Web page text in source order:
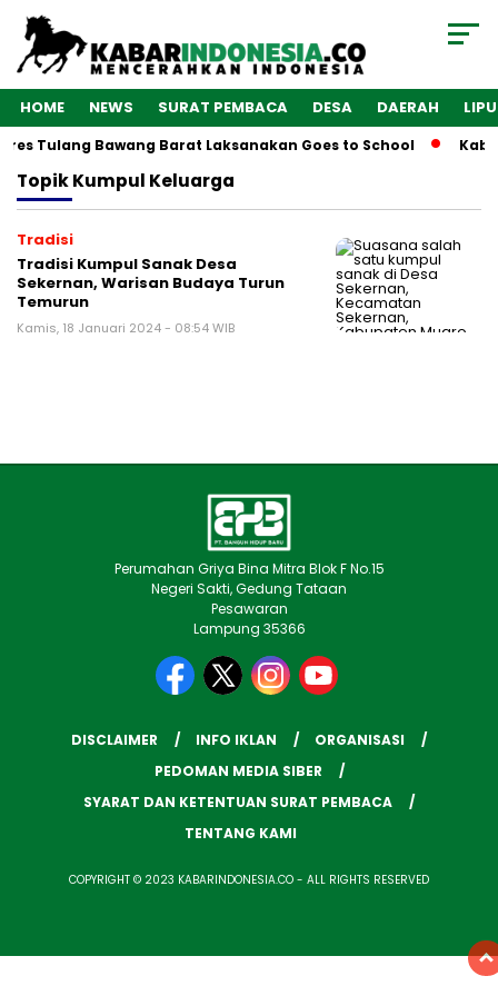
HOME NEWS SURAT PEMBACA DESA DAERAH
Tulang Bawang Barat Laksanakan Goes to School
TopikKumpul Keluarga
Tradisi
Tradisi Kumpul Sanak Desa
Sekernan, Warisan Budaya Turun
Temurun
Kamis, 18 Januari 2024 - 08:54 WIB
Perumahan Griya Bina Mitra Blok F No.15
Negeri Sakti, Gedung Tataan
Pesawaran
Lampung 35366
DISCLAIMER INFO IKLAN
ORGANISASI
PEDOMAN MEDIA SIBER
SYARAT DAN KETENTUAN SURAT PEMBACA
TENTANG KAMI
COPYRIGHT © 2023 KABARINDONESIA.CO - ALL RIGHTS RESERVED